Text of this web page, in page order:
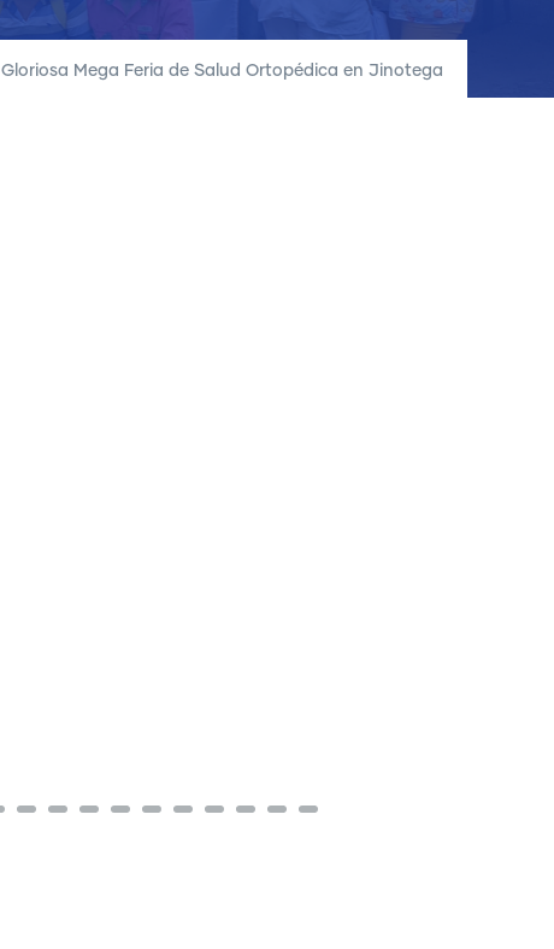
Gloriosa Mega Feria de Salud Ortopédica en Jinotega